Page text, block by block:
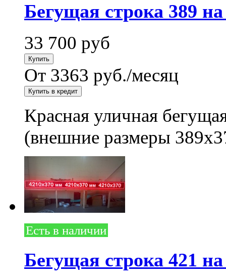
Бегущая строка 389
33 700 руб
От 3363 руб./месяц
Красная уличная
(внешние размеры
Есть в наличии
Бегущая строка 421